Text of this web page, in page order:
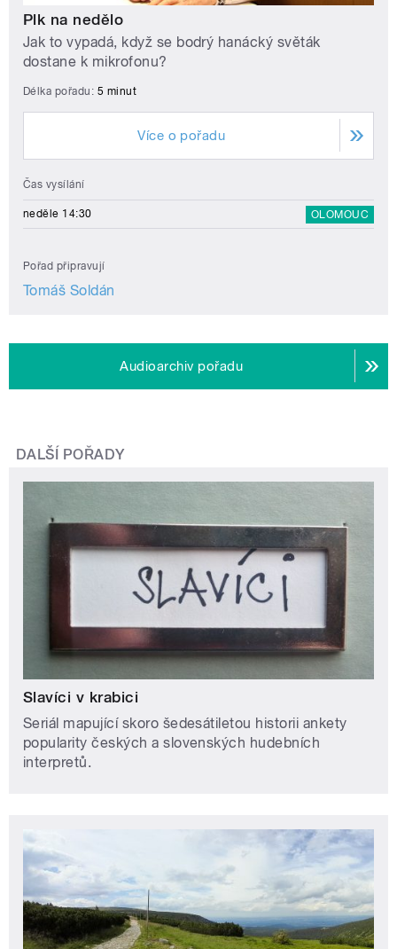
Plk na nedělo
Jak to vypadá, když se bodrý hanácký světák
dostane k mikrofonu?
Délka pořadu: 5 minut
Více o pořadu
Čas vysílání
neděle 14:30 OLOMOUC
Pořad připravují
Tomáš Soldán
Audioarchiv pořadu
DALŠÍ POŘADY
Slavíci v krabici
Seriál mapující skoro šedesátiletou historii ankety
popularity českých a slovenských hudebních
interpretů.